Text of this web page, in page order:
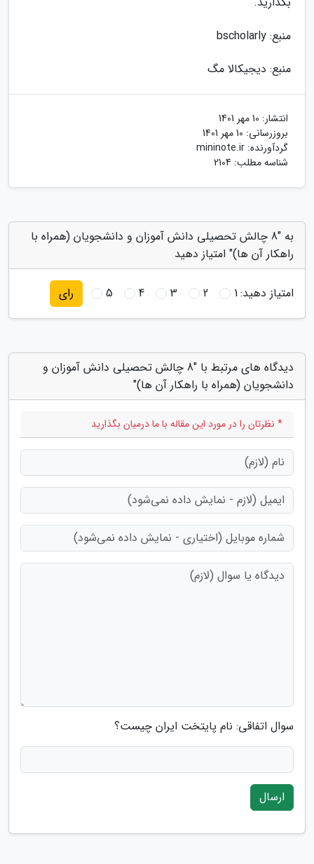
منبع: bscholarly
منبع: دیجیکالا مگ
انتشار: 10 مهر 1401
بروزرسانی: 10 مهر 1401
گردآورنده: mininote.ir
شناسه مطلب: 2104
به "8 چالش تحصیلی دانش آموزان و دانشجویان (همراه با
راهکار آن ها)" امتیاز دهید
امتیاز دهید:1
2
3
4
5 رای
دیدگاه های مرتبط با "8 چالش تحصیلی دانش آموزان و
دانشجویان (همراه با راهکار آن ها)"
* نظرتان را در مورد این مقاله با ما درمیان بگذارید
سوال اتفاقی: نام پایتخت ایران چیست؟
ارسال